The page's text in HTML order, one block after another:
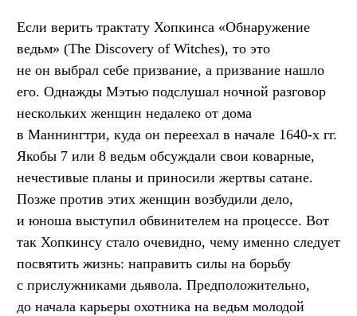
Если верить трактату Хопкинса «Обнаружение
ведьм» (The Discovery of Witches), то это
не он выбрал себе призвание, а призвание нашло
его. Однажды Мэтью подслушал ночной разговор
нескольких женщин недалеко от дома
в Маннингтри, куда он переехал в начале 1640-х гг.
Якобы 7 или 8 ведьм обсуждали свои коварные,
нечестивые планы и приносили жертвы сатане.
Позже против этих женщин возбудили дело,
и юноша выступил обвинителем на процессе. Вот
так Хопкинсу стало очевидно, чему именно следует
посвятить жизнь: направить силы на борьбу
с прислужниками дьявола. Предположительно,
до начала карьеры охотника на ведьм молодой